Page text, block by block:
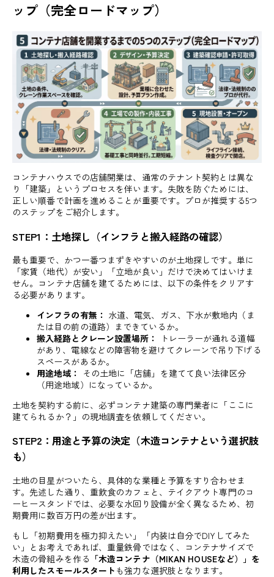
ップ（完全ロードマップ）
コンテナハウスでの店舗開業は、通常のテナント契約とは異な
り「建築」というプロセスを伴います。失敗を防ぐためには、
正しい順番で計画を進めることが重要です。プロが推奨する5つ
のステップをご紹介します。
STEP1：土地探し（インフラと搬入経路の確認）
最も重要で、かつ一番つまずきやすいのが土地探しです。単に
「家賃（地代）が安い」「立地が良い」だけで決めてはいけま
せん。コンテナ店舗を建てるためには、以下の条件をクリアす
る必要があります。
インフラの有無： 水道、電気、ガス、下水が敷地内（ま
たは目の前の道路）まできているか。
搬入経路とクレーン設置場所：
トレーラーが通れる道幅
があり、電線などの障害物を避けてクレーンで吊り下げる
スペースがあるか。
用途地域： その土地に「店舗」を建てて良い法律区分
（用途地域）になっているか。
土地を契約する前に、必ずコンテナ建築の専門業者に「ここに
建てられるか？」の現地調査を依頼してください。
STEP2：用途と予算の決定（木造コンテナという選択肢
も）
土地の目星がついたら、具体的な業種と予算をすり合わせま
す。先述した通り、重飲食のカフェと、テイクアウト専門のコ
ーヒースタンドでは、必要な水回り設備が全く異なるため、初
期費用に数百万円の差が出ます。
もし「初期費用を極力抑えたい」「内装は自分でDIYしてみた
い」とお考えであれば、重量鉄骨ではなく、コンテナサイズで
木造の骨組みを作る 「木造コンテナ（MIKAN HOUSEなど）」を
利用したスモールスタート も強力な選択肢となります。